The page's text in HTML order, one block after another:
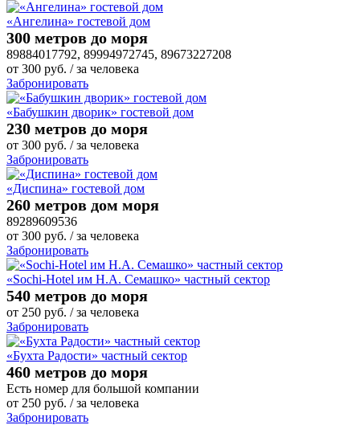
«Ангелина» гостевой дом
300 метров до моря
89884017792, 89994972745, 89673227208
от 300 руб. / за человека
Забронировать
«Бабушкин дворик» гостевой дом
230 метров до моря
от 300 руб. / за человека
Забронировать
«Диспина» гостевой дом
260 метров дом моря
89289609536
от 300 руб. / за человека
Забронировать
«Sochi-Hotel им Н.А. Семашко» частный сектор
540 метров до моря
от 250 руб. / за человека
Забронировать
«Бухта Радости» частный сектор
460 метров до моря
Есть номер для большой компании
от 250 руб. / за человека
Забронировать